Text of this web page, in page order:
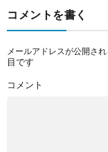
コメントを書く
メールアドレスが公開され
目です
コメント